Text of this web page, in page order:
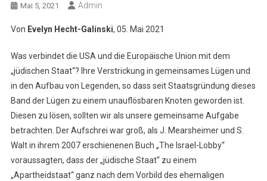
Mai 5, 2021 Admin
Von Evelyn Hecht-Galinski, 05. Mai 2021
Was verbindet die USA und die Europäische Union mit dem
„jüdischen Staat“? Ihre Verstrickung in gemeinsames Lügen und
in den Aufbau von Legenden, so dass seit Staatsgründung dieses
Band der Lügen zu einem unauflösbaren Knoten geworden ist.
Diesen zu lösen, sollten wir als unsere gemeinsame Aufgabe
betrachten. Der Aufschrei war groß, als J. Mearsheimer und S.
Walt in ihrem 2007 erschienenen Buch „The Israel-Lobby“
voraussagten, dass der „jüdische Staat“ zu einem
„Apartheidstaat“ ganz nach dem Vorbild des ehemaligen